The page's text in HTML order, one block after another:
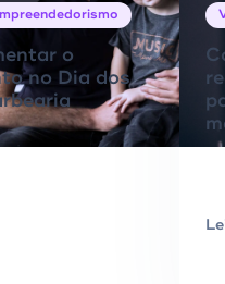
o
no Dia dos